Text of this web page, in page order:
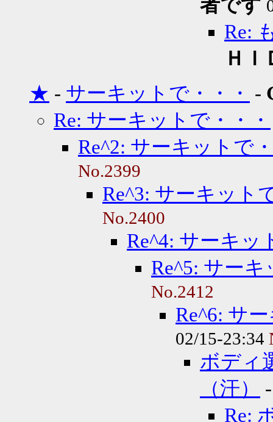
者です
Re:
ＨＩ
★ - サーキットで・・・ -
Re: サーキットで・・・
Re^2: サーキットで
No.2399
Re^3: サーキット
No.2400
Re^4: サーキッ
Re^5: サー
No.2412
Re^6: サ
02/15-23:34
ボディ
（汗）
Re: